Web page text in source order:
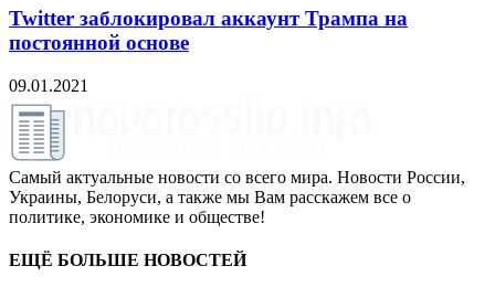
Twitter заблокировал аккаунт Трампа на
постоянной основе
09.01.2021
Самый актуальные новости со всего мира. Новости России,
Украины, Белоруси, а также мы Вам расскажем все о
политике, экономике и обществе!
ЕЩЁ БОЛЬШЕ НОВОСТЕЙ